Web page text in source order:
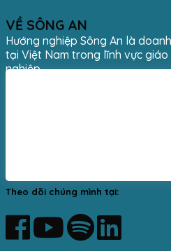
VỀ SÔNG AN
Hướng nghiệp Sông An là
tại Việt Nam trong lĩnh vực
nghiệp.
Theo dõi chúng mình tại: